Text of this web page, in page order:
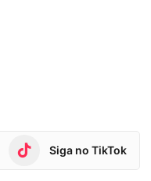
Siga no TikTok